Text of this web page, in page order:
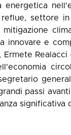
energetica
settore
innovare e
Ermete
passi
significativa